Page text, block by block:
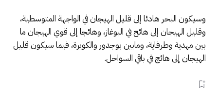
وسيكون البحر هادئا إلى قليل الهيجان في الواجهة المتوسطية،
وقليل الهيجان إلى هائج في البوغاز، وهائجا إلى قوي الهيجان ما
بين مهدية وطرفاية، ومابين بوجدور والكويرة، فيما سيكون قليل
الهيجان إلى هائج في باقي السواحل.